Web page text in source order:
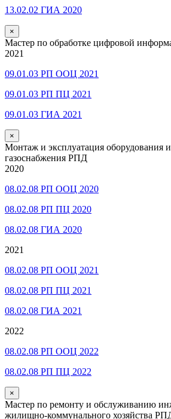
13.02.02 ГИА 2020
×
Мастер по обработке цифровой
2021
09.01.03 РП ООЦ 2021
09.01.03 РП ПЦ 2021
09.01.03 ГИА 2021
×
Монтаж и эксплуатация оборудования
газоснабжения РПД
2020
08.02.08 РП ООЦ 2020
08.02.08 РП ПЦ 2020
08.02.08 ГИА 2020
2021
08.02.08 РП ООЦ 2021
08.02.08 РП ПЦ 2021
08.02.08 ГИА 2021
2022
08.02.08 РП ООЦ 2022
08.02.08 РП ПЦ 2022
×
Мастер по ремонту и обслуживанию
жилищно-коммунального хозяйства